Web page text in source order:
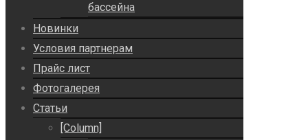
бассейна
Новинки
Условия партнерам
Прайс лист
Фотогалерея
Статьи
[Column]